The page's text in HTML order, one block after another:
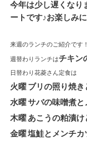
今年は少し遅くなり
ートです♪お楽しみ
来週のランチのご紹介です！
週替わりランチはチキン
日替わり花菱さん定食は
火曜 ブリの照り焼
水曜 サバの味噌煮
木曜 あこうの粕漬
金曜 塩鮭とメンチカ